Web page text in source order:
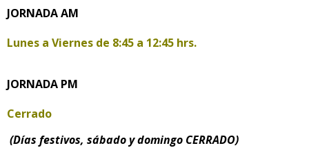
JORNADA AM
Lunes a Viernes de 8:45 a 12:45 hrs.
JORNADA PM
Cerrado
(Días festivos, sábado y domingo CERRADO)